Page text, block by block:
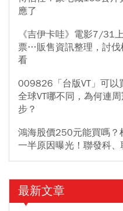
應了
《吉伊卡哇》電影7/31
票…販售資訊整理，討伐
看
009826「台版VT」可
全球VT哪不同，為何連
步？
鴻海股價250元能買嗎？
一半原因曝光！聯發科
最新文章